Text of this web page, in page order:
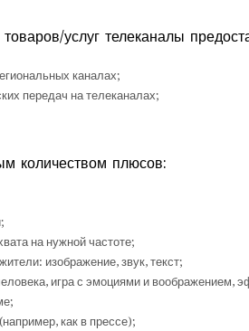
услуг телеканалы
каналах;
передач на телеканалах;
количеством плюсов:
на нужной частоте;
изображение, звук, текст;
игра с эмоциями и воображением,
как в прессе);